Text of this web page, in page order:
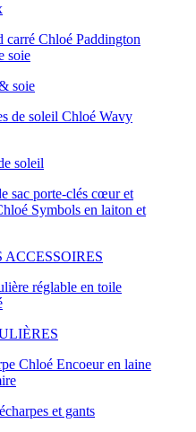
soie
soleil
ACCESSOIRES
et gants